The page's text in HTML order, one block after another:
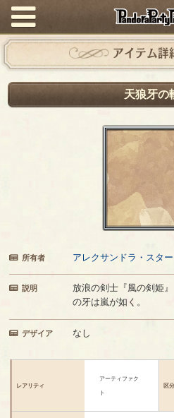
アイテム詳
天狼牙の
所有者 アレクサンドラ・スター
説明
放浪の剣士『風の剣姫
の牙は嵐が如く。
デザイア なし
レアリティ
アーティファク
ト
区分